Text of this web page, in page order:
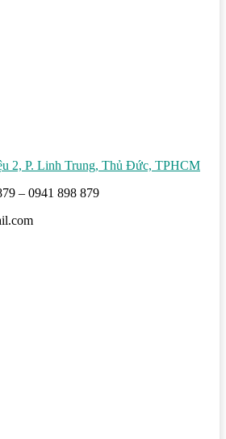
2, P. Linh Trung, Thủ Đức, TPHCM
– 0941 898 879